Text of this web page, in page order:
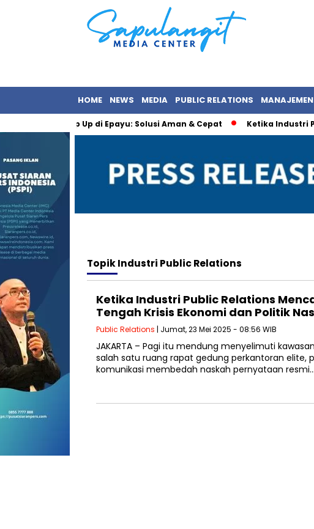
HOME NEWS MEDIA PUBLIC RELATIONS
via Jasa Top Up di Epayu: Solusi Aman & Cepat Ketika Industri
TopikIndustri Public Relations
Ketika Industri Public Relations
Tengah Krisis Ekonomi dan Politik
Public Relations | Jumat, 23 Mei 2025 - 08:56 WIB
JAKARTA – Pagi itu mendung menyelimuti
salah satu ruang rapat gedung perkantoran elite,
komunikasi membedah naskah pernyataan resmi…